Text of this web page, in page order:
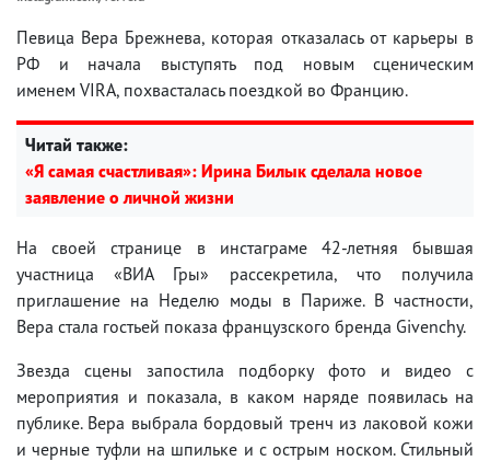
Певица Вера Брежнева, которая отказалась от карьеры в
РФ и начала выступять под новым сценическим
именем VIRA, похвасталась поездкой во Францию.
Читай также:
«Я самая счастливая»: Ирина Билык сделала новое
заявление о личной жизни
На своей странице в инстаграме 42-летняя бывшая
участница «ВИА Гры» рассекретила, что получила
приглашение на Неделю моды в Париже. В частности,
Вера стала гостьей показа французского бренда Givenchy.
Звезда сцены запостила подборку фото и видео с
мероприятия и показала, в каком наряде появилась на
публике. Вера выбрала бордовый тренч из лаковой кожи
и черные туфли на шпильке и с острым носком. Стильный